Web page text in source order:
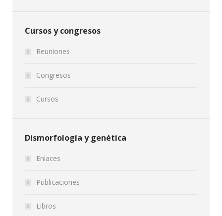
Cursos y congresos
Reuniones
Congresos
Cursos
Dismorfología y genética
Enlaces
Publicaciones
Libros